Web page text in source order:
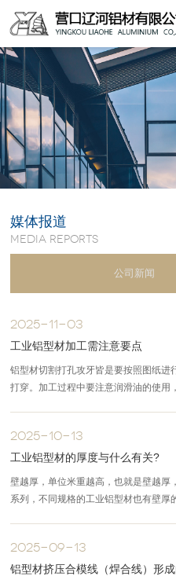
媒体报道
Media reports
公司新闻
2025-11-03
工业铝型材加工需注意要点
铝型材切割打孔攻牙皆是要按照图纸
打穿。加工过程中要注意润滑油的使用
2025-10-13
工业铝型材的厚度与什么有关?
壁越厚，单位米重越高，也就是壁越厚
系列，不同规格的工业铝型材也有壁厚
2025-09-13
铝型材挤压合模线（焊合线）形